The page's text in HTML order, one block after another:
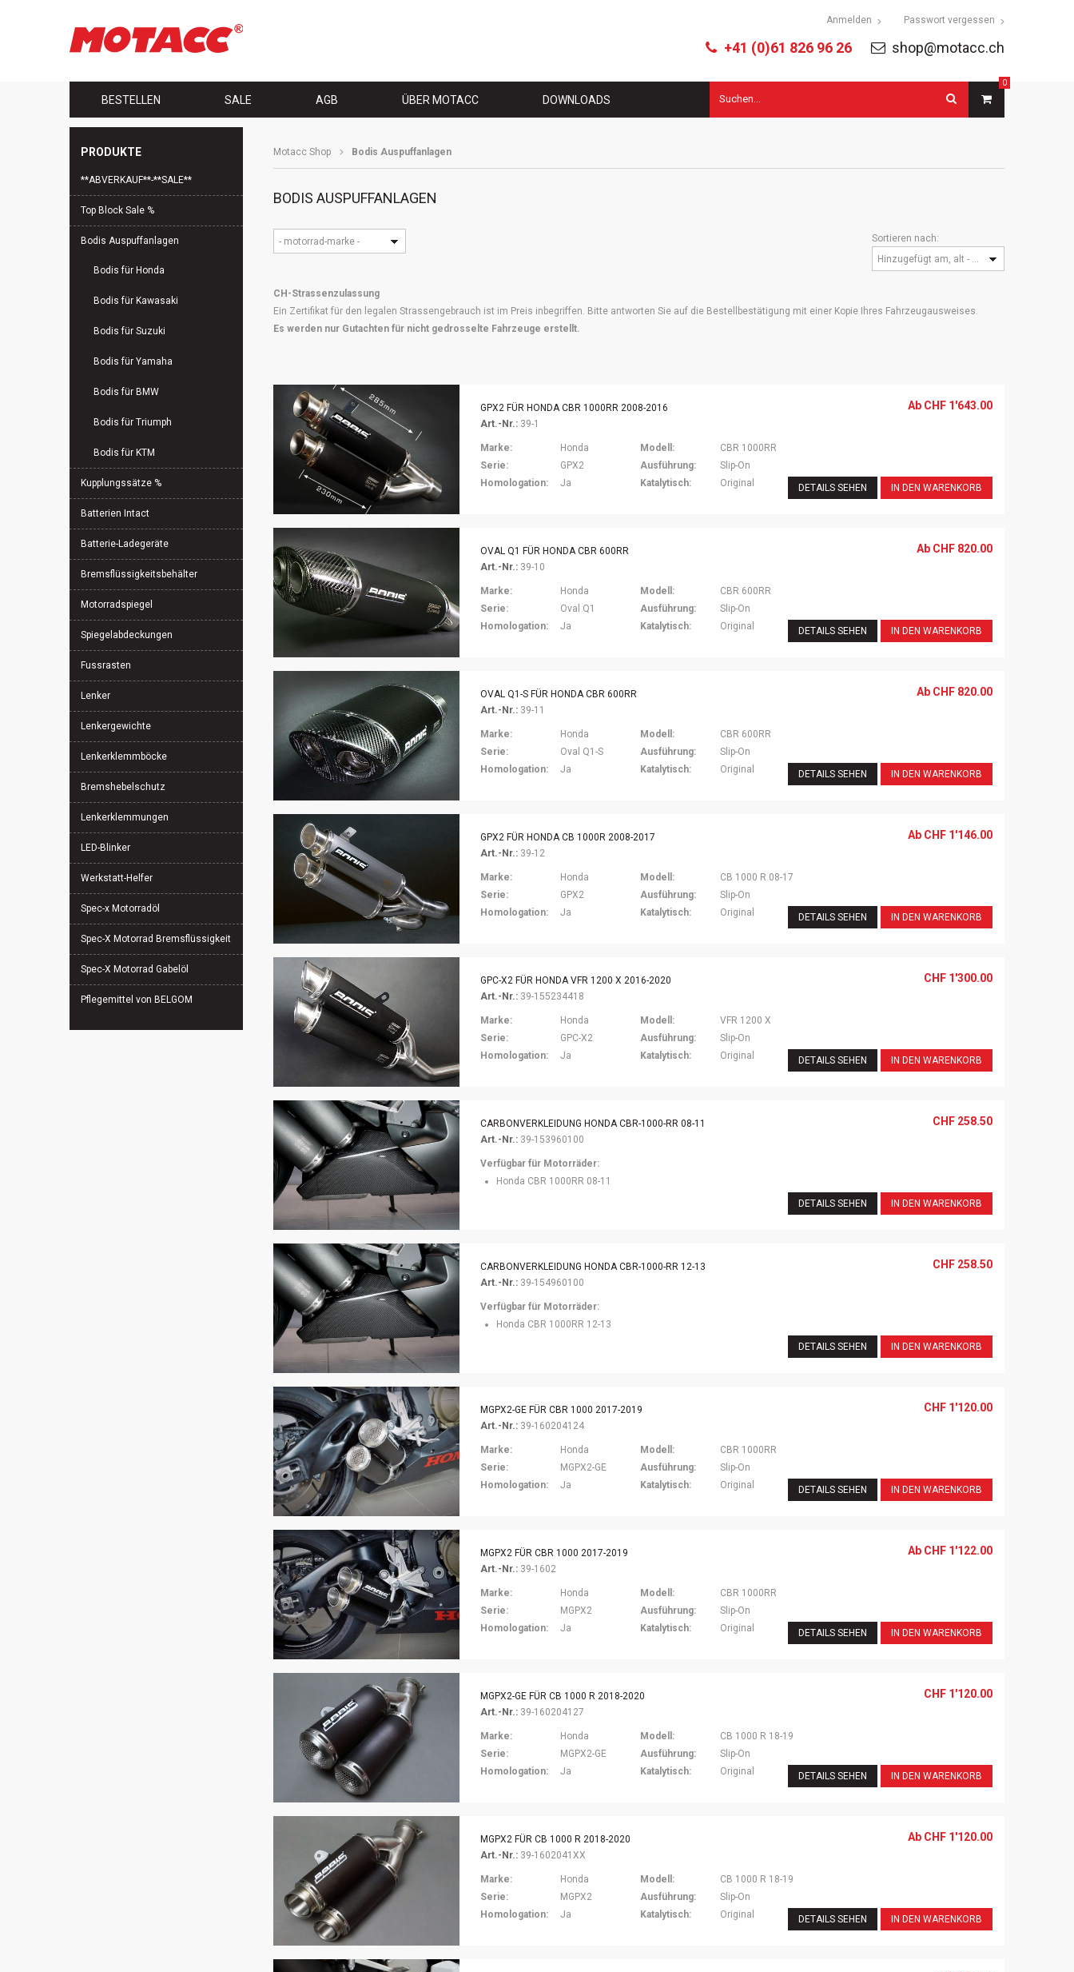
Anmelden Passwort vergessen
+41 (0)61 826 96 26 shop@motacc.ch
überspringen
BESTELLEN SALE AGB ÜBER MOTACC DOWNLOADS
0
Suchbegriffe
Motacc Shop Bodis Auspuffanlagen
BODIS AUSPUFFANLAGEN
- motorrad-marke -
Sortieren nach:
Hinzugefügt am, alt - neu
CH-Strassenzulassung
Ein Zertifikat für den legalen Strassengebrauch ist im Preis inbegriffen. Bitte antworten Sie auf die Bestellbestätigung mit einer Kopie Ihres Fahrzeugausweises.
Es werden nur Gutachten für nicht gedrosselte Fahrzeuge erstellt.
GPX2 FÜR HONDA CBR 1000RR 2008-2016
Art.-Nr.: 39-1
Ab CHF 1'643.00
Marke: Honda Modell:
CBR 1000RR
Serie:
GPX2 Ausführung:
Slip-On
Homologation:
Ja Katalytisch: Original DETAILS SEHEN IN DEN WARENKORB
OVAL Q1 FÜR HONDA CBR 600RR
Art.-Nr.: 39-10
Ab CHF 820.00
Marke: Honda Modell:
CBR 600RR
Serie:
Oval Q1 Ausführung:
Slip-On
Homologation:
Ja Katalytisch: Original DETAILS SEHEN IN DEN WARENKORB
OVAL Q1-S FÜR HONDA CBR 600RR
Art.-Nr.: 39-11
Ab CHF 820.00
Marke: Honda Modell:
CBR 600RR
Serie:
Oval Q1-S Ausführung:
Slip-On
Homologation:
Ja Katalytisch: Original DETAILS SEHEN IN DEN WARENKORB
GPX2 FÜR HONDA CB 1000R 2008-2017
Art.-Nr.: 39-12
Ab CHF 1'146.00
Marke: Honda Modell:
CB 1000 R 08-17
Serie:
GPX2 Ausführung:
Slip-On
Homologation:
Ja Katalytisch: Original DETAILS SEHEN IN DEN WARENKORB
GPC-X2 FÜR HONDA VFR 1200 X 2016-2020
Art.-Nr.: 39-155234418
CHF 1'300.00
Marke: Honda Modell:
VFR 1200 X
Serie:
GPC-X2 Ausführung:
Slip-On
Homologation:
Ja Katalytisch: Original DETAILS SEHEN IN DEN WARENKORB
CARBONVERKLEIDUNG HONDA CBR-1000-RR 08-11
Art.-Nr.: 39-153960100
CHF 258.50
Verfügbar für Motorräder:
Honda CBR 1000RR 08-11
DETAILS SEHEN
IN DEN WARENKORB
CARBONVERKLEIDUNG HONDA CBR-1000-RR 12-13
Art.-Nr.: 39-154960100
CHF 258.50
Verfügbar für Motorräder:
Honda CBR 1000RR 12-13
DETAILS SEHEN
IN DEN WARENKORB
MGPX2-GE FÜR CBR 1000 2017-2019
Art.-Nr.: 39-160204124
CHF 1'120.00
Marke: Honda Modell:
CBR 1000RR
Serie:
MGPX2-GE Ausführung:
Slip-On
Homologation:
Ja Katalytisch: Original DETAILS SEHEN IN DEN WARENKORB
MGPX2 FÜR CBR 1000 2017-2019
Art.-Nr.: 39-1602
Ab CHF 1'122.00
Marke: Honda Modell:
CBR 1000RR
Serie:
MGPX2 Ausführung:
Slip-On
Homologation:
Ja Katalytisch: Original DETAILS SEHEN IN DEN WARENKORB
MGPX2-GE FÜR CB 1000 R 2018-2020
Art.-Nr.: 39-160204127
CHF 1'120.00
Marke: Honda Modell:
CB 1000 R 18-19
Serie:
MGPX2-GE Ausführung:
Slip-On
Homologation:
Ja Katalytisch: Original DETAILS SEHEN IN DEN WARENKORB
MGPX2 FÜR CB 1000 R 2018-2020
Art.-Nr.: 39-1602041XX
Ab CHF 1'120.00
Marke: Honda Modell:
CB 1000 R 18-19
Serie:
MGPX2 Ausführung:
Slip-On
Homologation:
Ja Katalytisch: Original DETAILS SEHEN IN DEN WARENKORB
PRODUKTE
Navigation
**ABVERKAUF**-**SALE**
Top Block Sale %
Bodis Auspuffanlagen
Bodis für Honda
Bodis für Kawasaki
Bodis für Suzuki
Bodis für Yamaha
Bodis für BMW
Bodis für Triumph
Bodis für KTM
Kupplungssätze %
Batterien Intact
Batterie-Ladegeräte
Bremsflüssigkeitsbehälter
Motorradspiegel
Spiegelabdeckungen
Fussrasten
Lenker
Lenkergewichte
Lenkerklemmböcke
Bremshebelschutz
Lenkerklemmungen
LED-Blinker
Werkstatt-Helfer
Spec-x Motorradöl
Spec-X Motorrad Bremsflüssigkeit
Spec-X Motorrad Gabelöl
Pflegemittel von BELGOM